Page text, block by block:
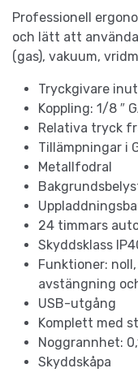
Professionell
och lätt att
(gas), vakuum,
Tryckgivare
Koppling: 1/8 ″
Relativa tryck
Tillämpningar i
Metallfodral
24 timmars
Skyddsklass
Funktioner:
avstängning
USB-utgång
Komplett med
Noggrannhet:
Skyddskåpa